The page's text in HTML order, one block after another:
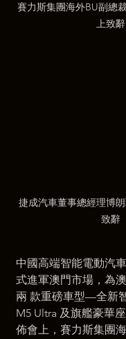
賽力斯集團海外BU副總
上致辭
捷成汽車董事總經理博
致辭
中國高端智能電動汽
式進軍澳門市場，為
兩 款重磅車型—全新
M5 Ultra 及旗艦豪華
佈會上，賽力斯集團